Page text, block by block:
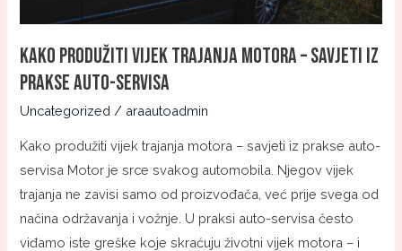
Kako produžiti vijek trajanja motora – savjeti iz
prakse auto-servisa
Uncategorized / araautoadmin
Kako produžiti vijek trajanja motora – savjeti iz prakse auto-
servisa Motor je srce svakog automobila. Njegov vijek
trajanja ne zavisi samo od proizvođača, već prije svega od
načina održavanja i vožnje. U praksi auto-servisa često
viđamo iste greške koje skraćuju životni vijek motora – i
servisa